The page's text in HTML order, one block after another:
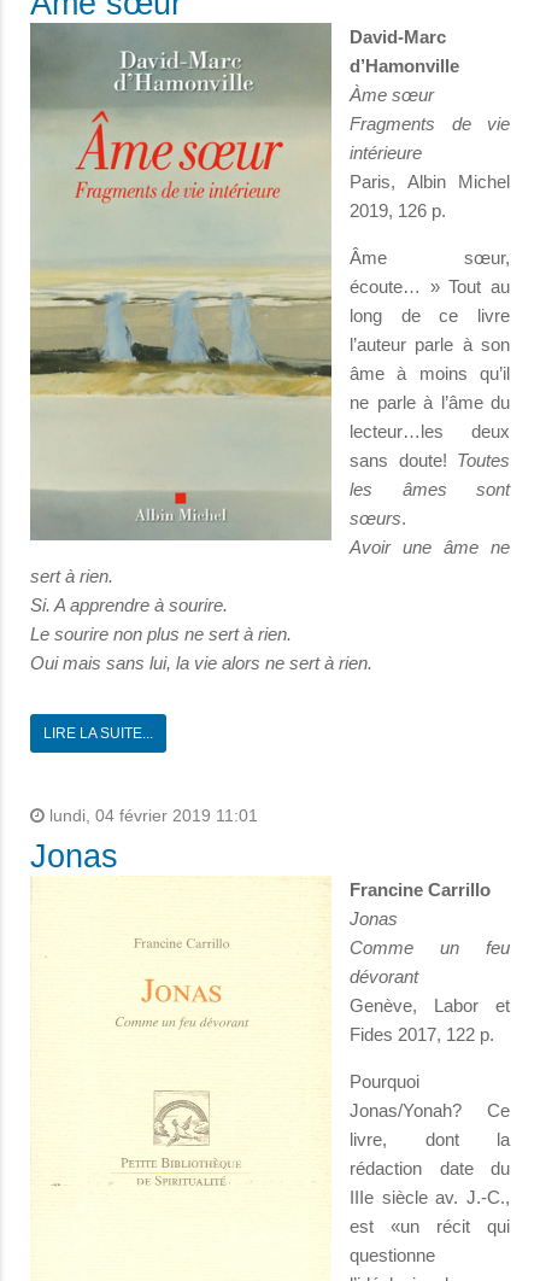
David-Marc
d’Hamonville
Àme sœur
Fragments de vie
intérieure
Paris, Albin Michel
2019, 126 p.
Âme sœur,
écoute… » Tout au
long de ce livre
l’auteur parle à son
âme à moins qu’il
ne parle à l’âme du
lecteur…les deux
sans doute! Toutes
les âmes sont
sœurs.
Avoir une âme ne
sert à rien.
Si. A apprendre à sourire.
Le sourire non plus ne sert à rien.
Oui mais sans lui, la vie alors ne sert à rien.
LIRE LA SUITE...
lundi, 04 février 2019 11:01
Jonas
Francine Carrillo
Jonas
Comme un feu
dévorant
Genève, Labor et
Fides 2017, 122 p.
Pourquoi
Jonas/Yonah? Ce
livre, dont la
rédaction date du
IIIe siècle av. J.-C.,
est «un récit qui
questionne